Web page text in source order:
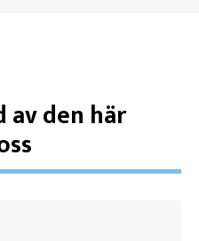
av den här